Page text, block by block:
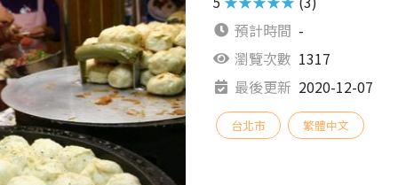
預計時間 -
瀏覽次數 1317
最後更新 2020-12-07
台北市 繁體中文